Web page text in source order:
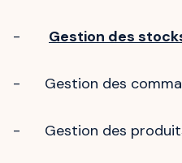
- Gestion des
- Gestion des
- Gestion des